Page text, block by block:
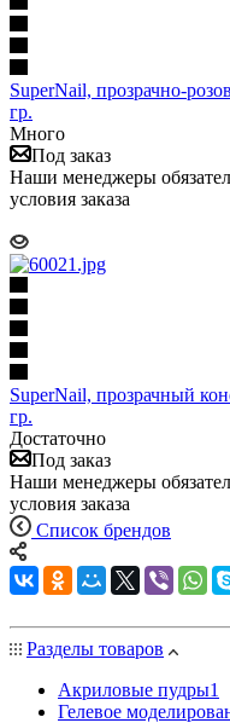
SuperNail, прозрачно-
гр.
Много
Под заказ
Наши менеджеры
условия заказа
SuperNail, прозрачный
гр.
Достаточно
Под заказ
Наши менеджеры
условия заказа
Список брендов
Разделы товаров
Акриловые пудры1
Гелевое